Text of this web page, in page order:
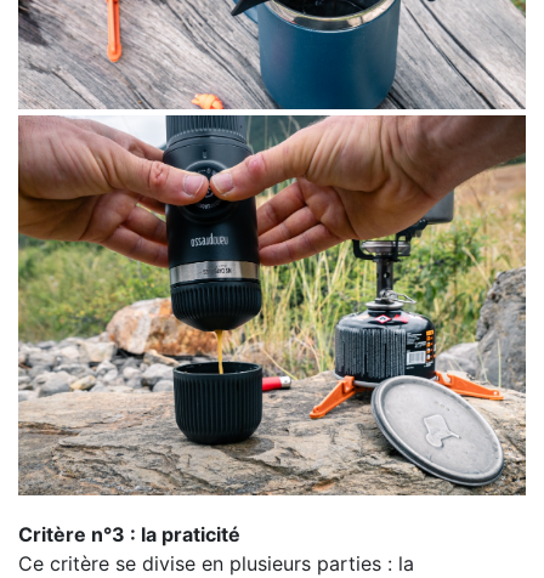
Critère n°3 : la praticité
Ce critère se divise en plusieurs parties : la